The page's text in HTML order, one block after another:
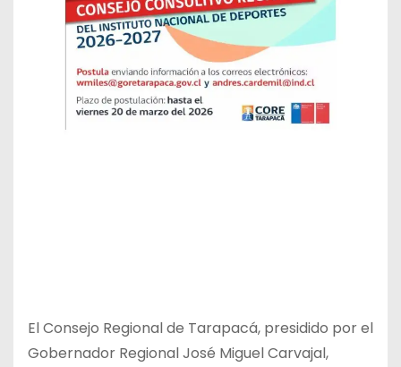
El Consejo Regional de Tarapacá, presidido por el
Gobernador Regional José Miguel Carvajal,